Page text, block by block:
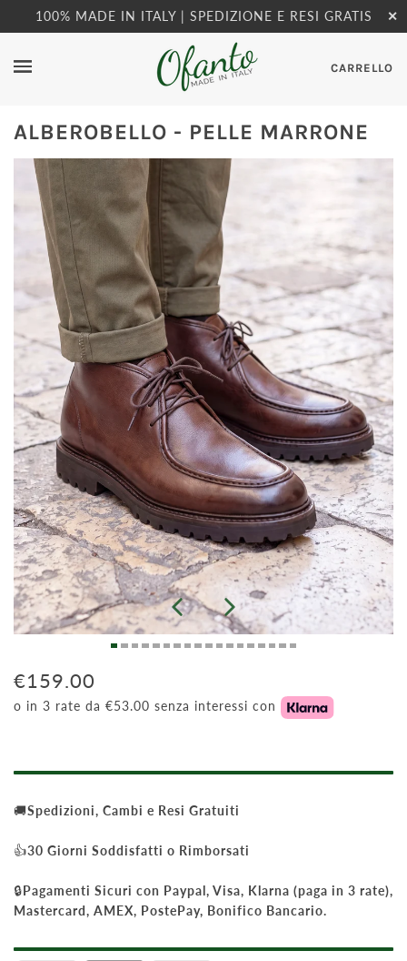
100% MADE IN ITALY | SPEDIZIONE E RESI GRATIS ✕
CARRELLO
ALBEROBELLO - PELLE MARRONE
€159.00
o in 3 rate da €53.00 senza interessi con
🚚Spedizioni, Cambi e Resi Gratuiti
👍30 Giorni Soddisfatti o Rimborsati
🔒Pagamenti Sicuri con Paypal, Visa, Klarna (paga in 3 rate),
Mastercard, AMEX, PostePay, Bonifico Bancario.